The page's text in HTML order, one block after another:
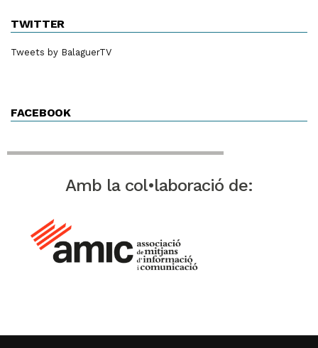
TWITTER
Tweets by BalaguerTV
FACEBOOK
Amb la col•laboració de: